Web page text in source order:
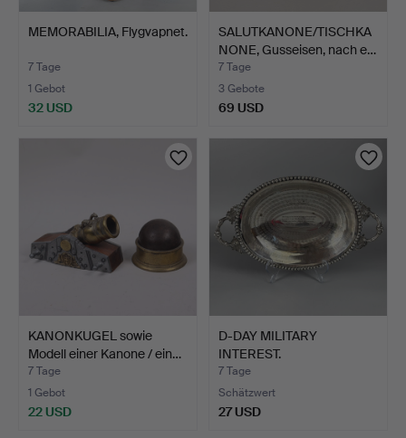
MEMORABILIA, Flygvapnet.
7 Tage
1 Gebot
32 USD
SALUTKANONE/TISCHKA
NONE, Gusseisen, nach e…
7 Tage
3 Gebote
69 USD
KANONKUGEL sowie
Modell einer Kanone / ein…
7 Tage
1 Gebot
22 USD
D-DAY MILITARY
INTEREST.
7 Tage
Schätzwert
27 USD